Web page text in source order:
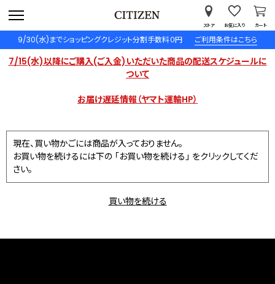
9/30(水)までショッピングクレジット分割手数料０円 ご利用条件はこちら
ストア お気に入り カート
7/15(水)以降にご購入(ご入金)いただいた商品の配送スケジュールに
ついて
お届け遅延情報（ヤマト運輸HP）
現在、買い物かごには商品が入っておりません。
お買い物を続けるには下の 「お買い物を続ける」 をクリックしてくだ
さい。
買い物を続ける